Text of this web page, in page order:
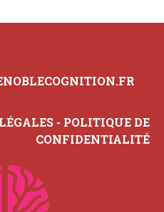
- POLITIQUE DE
CONFIDENTIALITÉ